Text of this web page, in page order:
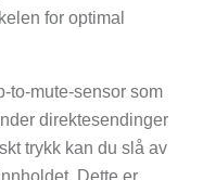
for optimal
to-mute-sensor som
direktesendinger
trykk kan du slå av
Dette er